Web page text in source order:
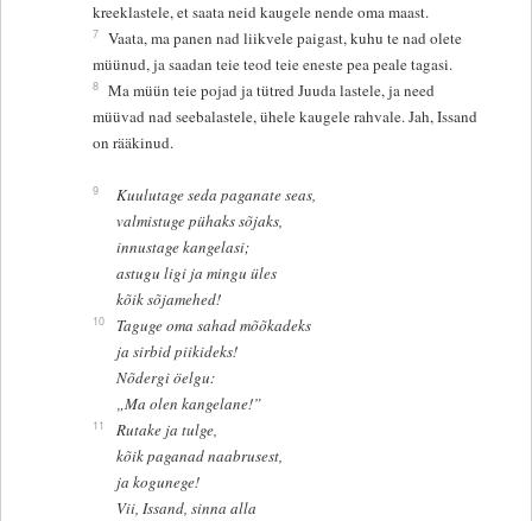
kreeklastele, et saata neid kaugele nende oma maast.
7 Vaata, ma panen nad liikvele paigast, kuhu te nad olete
müünud, ja saadan teie teod teie eneste pea peale tagasi.
8 Ma müün teie pojad ja tütred Juuda lastele, ja need
müüvad nad seebalastele, ühele kaugele rahvale. Jah, Issand
on rääkinud.
9
Kuulutage seda paganate seas,
valmistuge pühaks sõjaks,
innustage kangelasi;
astugu ligi ja mingu üles
kõik sõjamehed!
10
Taguge oma sahad mõõkadeks
ja sirbid piikideks!
Nõdergi öelgu:
„Ma olen kangelane!”
11
Rutake ja tulge,
kõik paganad naabrusest,
ja kogunege!
Vii, Issand, sinna alla